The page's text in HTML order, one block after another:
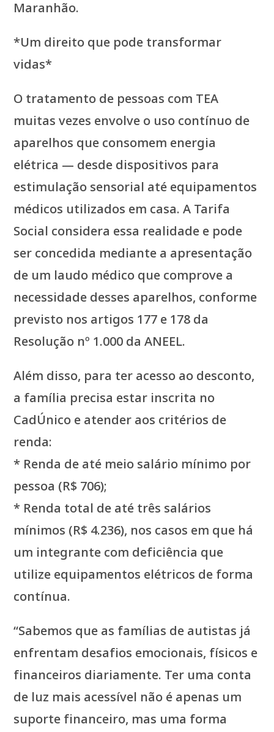
Maranhão.
*Um direito que pode transformar
vidas*
O tratamento de pessoas com TEA
muitas vezes envolve o uso contínuo de
aparelhos que consomem energia
elétrica — desde dispositivos para
estimulação sensorial até equipamentos
médicos utilizados em casa. A Tarifa
Social considera essa realidade e pode
ser concedida mediante a apresentação
de um laudo médico que comprove a
necessidade desses aparelhos, conforme
previsto nos artigos 177 e 178 da
Resolução nº 1.000 da ANEEL.
Além disso, para ter acesso ao desconto,
a família precisa estar inscrita no
CadÚnico e atender aos critérios de
renda:
* Renda de até meio salário mínimo por
pessoa (R$ 706);
* Renda total de até três salários
mínimos (R$ 4.236), nos casos em que há
um integrante com deficiência que
utilize equipamentos elétricos de forma
contínua.
“Sabemos que as famílias de autistas já
enfrentam desafios emocionais, físicos e
financeiros diariamente. Ter uma conta
de luz mais acessível não é apenas um
suporte financeiro, mas uma forma